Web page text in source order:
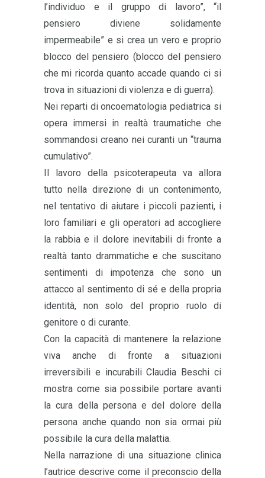
l’individuo e il gruppo di lavoro”, “il
pensiero diviene solidamente
impermeabile” e si crea un vero e proprio
blocco del pensiero (blocco del pensiero
che mi ricorda quanto accade quando ci si
trova in situazioni di violenza e di guerra).
Nei reparti di oncoematologia pediatrica si
opera immersi in realtà traumatiche che
sommandosi creano nei curanti un “trauma
cumulativo”.
Il lavoro della psicoterapeuta va allora
tutto nella direzione di un contenimento,
nel tentativo di aiutare i piccoli pazienti, i
loro familiari e gli operatori ad accogliere
la rabbia e il dolore inevitabili di fronte a
realtà tanto drammatiche e che suscitano
sentimenti di impotenza che sono un
attacco al sentimento di sé e della propria
identità, non solo del proprio ruolo di
genitore o di curante.
Con la capacità di mantenere la relazione
viva anche di fronte a situazioni
irreversibili e incurabili Claudia Beschi ci
mostra come sia possibile portare avanti
la cura della persona e del dolore della
persona anche quando non sia ormai più
possibile la cura della malattia.
Nella narrazione di una situazione clinica
l’autrice descrive come il preconscio della